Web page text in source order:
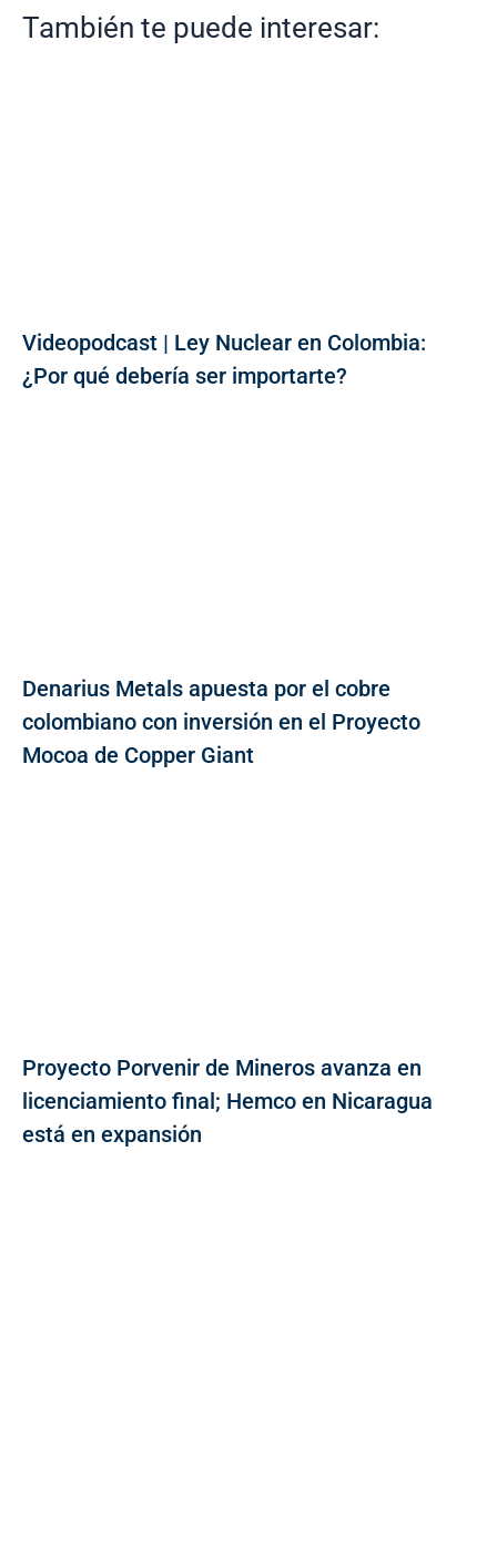
También te puede interesar:
Videopodcast | Ley Nuclear en Colombia:
¿Por qué debería ser importarte?
Denarius Metals apuesta por el cobre
colombiano con inversión en el Proyecto
Mocoa de Copper Giant
Proyecto Porvenir de Mineros avanza en
licenciamiento final; Hemco en Nicaragua
está en expansión